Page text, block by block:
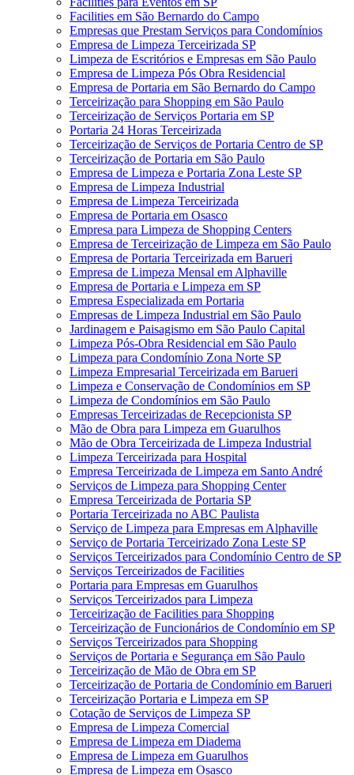
Facilities em São Bernardo do Campo
Empresas que Prestam Serviços para Condomínios
Empresa de Limpeza Terceirizada SP
Limpeza de Escritórios e Empresas em São Paulo
Empresa de Limpeza Pós Obra Residencial
Empresa de Portaria em São Bernardo do Campo
Terceirização para Shopping em São Paulo
Terceirização de Serviços Portaria em SP
Portaria 24 Horas Terceirizada
Terceirização de Serviços de Portaria Centro de SP
Terceirização de Portaria em São Paulo
Empresa de Limpeza e Portaria Zona Leste SP
Empresa de Limpeza Industrial
Empresa de Limpeza Terceirizada
Empresa de Portaria em Osasco
Empresa para Limpeza de Shopping Centers
Empresa de Terceirização de Limpeza em São Paulo
Empresa de Portaria Terceirizada em Barueri
Empresa de Limpeza Mensal em Alphaville
Empresa de Portaria e Limpeza em SP
Empresa Especializada em Portaria
Empresas de Limpeza Industrial em São Paulo
Jardinagem e Paisagismo em São Paulo Capital
Limpeza Pós-Obra Residencial em São Paulo
Limpeza para Condomínio Zona Norte SP
Limpeza Empresarial Terceirizada em Barueri
Limpeza e Conservação de Condomínios em SP
Limpeza de Condomínios em São Paulo
Empresas Terceirizadas de Recepcionista SP
Mão de Obra para Limpeza em Guarulhos
Mão de Obra Terceirizada de Limpeza Industrial
Limpeza Terceirizada para Hospital
Empresa Terceirizada de Limpeza em Santo André
Serviços de Limpeza para Shopping Center
Empresa Terceirizada de Portaria SP
Portaria Terceirizada no ABC Paulista
Serviço de Limpeza para Empresas em Alphaville
Serviço de Portaria Terceirizado Zona Leste SP
Serviços Terceirizados para Condomínio Centro de SP
Serviços Terceirizados de Facilities
Portaria para Empresas em Guarulhos
Serviços Terceirizados para Limpeza
Terceirização de Facilities para Shopping
Terceirização de Funcionários de Condomínio em SP
Serviços Terceirizados para Shopping
Serviços de Portaria e Segurança em São Paulo
Terceirização de Mão de Obra em SP
Terceirização de Portaria de Condomínio em Barueri
Terceirização Portaria e Limpeza em SP
Cotação de Serviços de Limpeza SP
Empresa de Limpeza Comercial
Empresa de Limpeza em Diadema
Empresa de Limpeza em Guarulhos
Empresa de Limpeza em Osasco